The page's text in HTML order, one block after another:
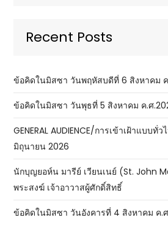
Recent Posts
ข้อคิดในมิสซา วันพฤหัสบดีที่ 6 สิงหาคม
ข้อคิดในมิสซา วันพุธที่ 5 สิงหาคม ค.ศ
GENERAL AUDIENCE/การเข้าเฝ้าแบบทั่
มิถุนายน 2026
นักบุญยอห์น มารีย์ เวียนเนย์ (St. John
พระสงฆ์ เจ้าอาวาสผู้ศักดิ์สิทธิ์
ข้อคิดในมิสซา วันอังคารที่ 4 สิงหาคม ค.